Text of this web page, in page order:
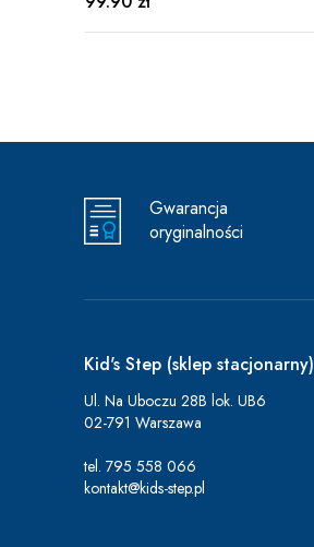
Gwarancja
oryginalności
Kid's Step (sklep stacjonarny)
Ul. Na Uboczu 28B lok. UB6
02-791 Warszawa
tel. 795 558 066
kontakt@kids-step.pl